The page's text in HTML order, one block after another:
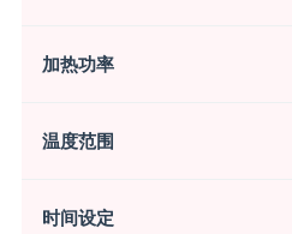
加热功率
温度范围
时间设定